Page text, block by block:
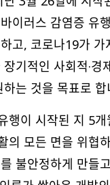
이러스 감염증 유
고, 코로나19가 가
기적인 사회적·경
는 것을 목표로 합
행이 시작된 지 5
의 모든 면을 위협
불안정하게 만들